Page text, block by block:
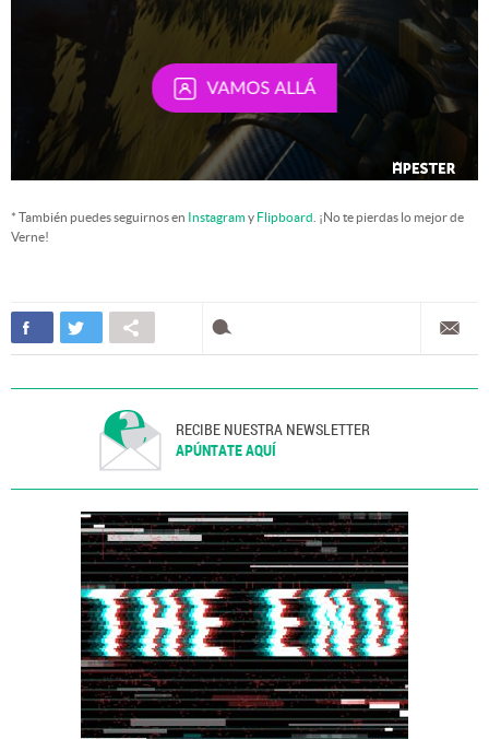
* También puedes seguirnos en Instagramy Flipboard . ¡No te pierdas lo mejor de
Verne!
RECIBE NUESTRA NEWSLETTER
APÚNTATE AQUÍ